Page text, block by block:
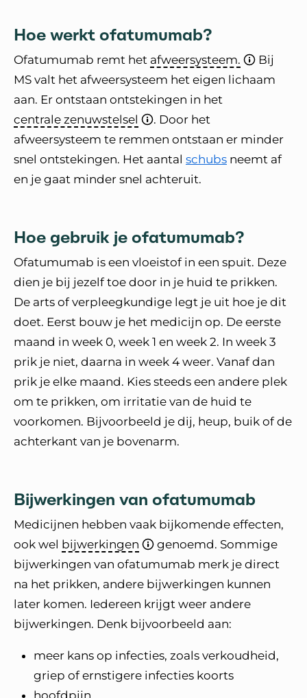
Hoe werkt ofatumumab?
Ofatumumab remt het afweersysteem.
Bij
MS valt het afweersysteem het eigen lichaam
aan. Er ontstaan ontstekingen in het
centrale zenuwstelsel
. Door het
afweersysteem te remmen ontstaan er minder
snel ontstekingen. Het aantal schubs neemt af
en je gaat minder snel achteruit.
Hoe gebruik je ofatumumab?
Ofatumumab is een vloeistof in een spuit. Deze
dien je bij jezelf toe door in je huid te prikken.
De arts of verpleegkundige legt je uit hoe je dit
doet. Eerst bouw je het medicijn op. De eerste
maand in week 0, week 1 en week 2. In week 3
prik je niet, daarna in week 4 weer. Vanaf dan
prik je elke maand. Kies steeds een andere plek
om te prikken, om irritatie van de huid te
voorkomen. Bijvoorbeeld je dij, heup, buik of de
achterkant van je bovenarm.
Bijwerkingen van ofatumumab
Medicijnen hebben vaak bijkomende effecten,
ook wel bijwerkingen
genoemd. Sommige
bijwerkingen van ofatumumab merk je direct
na het prikken, andere bijwerkingen kunnen
later komen. Iedereen krijgt weer andere
bijwerkingen. Denk bijvoorbeeld aan:
meer kans op infecties, zoals verkoudheid,
griep of ernstigere infecties koorts
hoofdpijn